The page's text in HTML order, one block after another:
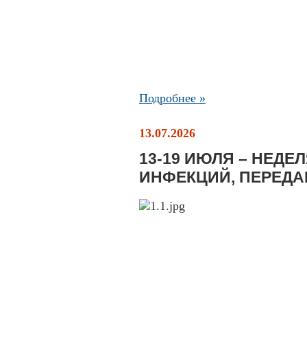
Подробнее »
13.07.2026
13-19 ИЮЛЯ –
ИНФЕКЦИЙ,